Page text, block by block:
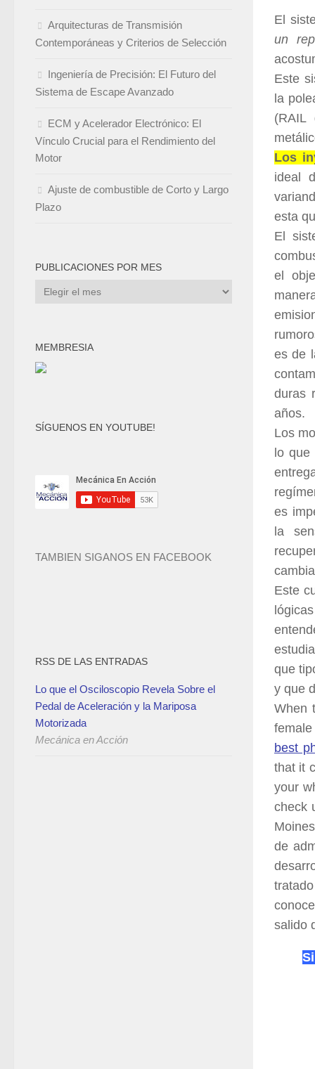
El
un
Este
la
(RAIL
Los
ideal
esta
El
el
es de
duras
años.
Los
lo
es
la
Este
que
y que
When
best
that it
your
check
de
salido
Arquitecturas de Transmisión
Contemporáneas y Criterios de Selección
Ingeniería de Precisión: El Futuro del
Sistema de Escape Avanzado
ECM y Acelerador Electrónico: El
Vínculo Crucial para el Rendimiento del
Motor
Ajuste de combustible de Corto y Largo
Plazo
PUBLICACIONES POR MES
Publicaciones
MEMBRESIA
SÍGUENOS EN YOUTUBE!
TAMBIEN SIGANOS EN FACEBOOK
RSS DE LAS ENTRADAS
Lo que el Osciloscopio Revela Sobre el
Pedal de Aceleración y la Mariposa
Motorizada
Mecánica en Acción